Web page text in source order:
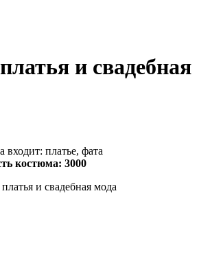
и свадебная
платье, фата
костюма: 3000
и свадебная мода